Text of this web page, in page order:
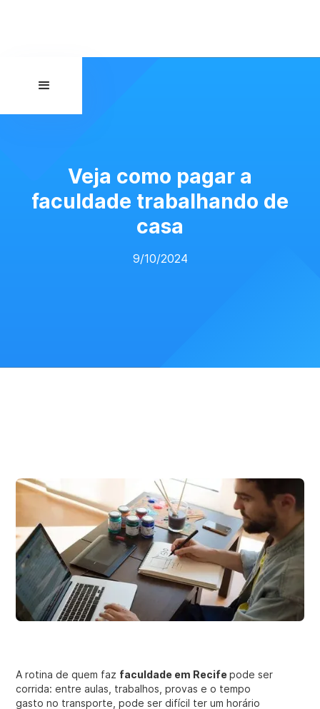
Veja como pagar a
faculdade trabalhando de
casa
9/10/2024
A rotina de quem faz faculdade em Recifepode ser
corrida: entre aulas, trabalhos, provas e o tempo
gasto no transporte, pode ser difícil ter um horário